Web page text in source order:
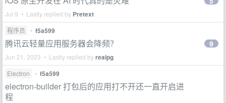
Jul 9 • Lastly replied by Pretext
程序员 • f5a599
腾讯云轻量应用服务器会降频？
Jun 21, 2023 • Lastly replied byrealpg
9
Electron • f5a599
electron-builder 打包后的应用打不开还一直开启进
程